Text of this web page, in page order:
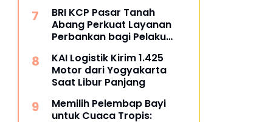
Komunitas
BRI KCP Pasar Tanah
Abang Perkuat Layanan
Perbankan bagi Pelaku
Pusat Grosir Terbesar di
Indonesia
KAI Logistik Kirim 1.425
Motor dari Yogyakarta
Saat Libur Panjang
Memilih Pelembap Bayi
untuk Cuaca Tropis: